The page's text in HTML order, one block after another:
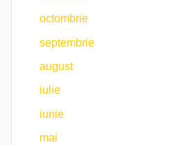
octombrie
septembrie
august
iulie
iunie
mai